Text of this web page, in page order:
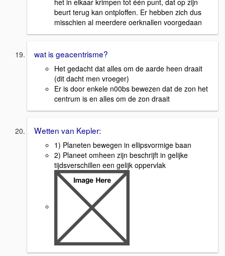
het in elkaar krimpen tot één punt, dat op zijn
beurt terug kan ontploffen. Er hebben zich dus
misschien al meerdere oerknallen voorgedaan
wat is geacentrisme?
Het gedacht dat alles om de aarde heen draait
(dit dacht men vroeger)
Er is door enkele n00bs bewezen dat de zon het
centrum is en alles om de zon draait
Wetten van Kepler:
1) Planeten bewegen in ellipsvormige baan
2) Planeet omheen zijn beschrijft in gelijke
tijdsverschillen een gelijk oppervlak